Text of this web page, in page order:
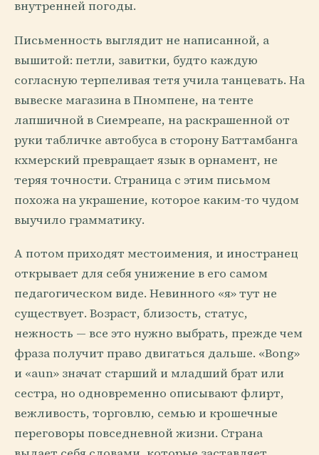
внутренней погоды.
Письменность выглядит не написанной, а
вышитой: петли, завитки, будто каждую
согласную терпеливая тетя учила танцевать. На
вывеске магазина в Пномпене, на тенте
лапшичной в Сиемреапе, на раскрашенной от
руки табличке автобуса в сторону Баттамбанга
кхмерский превращает язык в орнамент, не
теряя точности. Страница с этим письмом
похожа на украшение, которое каким-то чудом
выучило грамматику.
А потом приходят местоимения, и иностранец
открывает для себя унижение в его самом
педагогическом виде. Невинного «я» тут не
существует. Возраст, близость, статус,
нежность — все это нужно выбрать, прежде чем
фраза получит право двигаться дальше. «Bong»
и «aun» значат старший и младший брат или
сестра, но одновременно описывают флирт,
вежливость, торговлю, семью и крошечные
переговоры повседневной жизни. Страна